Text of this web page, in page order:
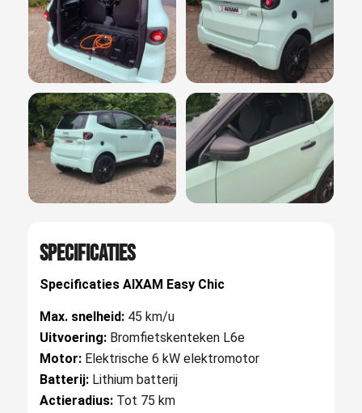
Specificaties
Specificaties AIXAM Easy Chic
Max. snelheid: 45 km/u
Uitvoering: Bromfietskenteken L6e
Motor: Elektrische 6 kW elektromotor
Batterij: Lithium batterij
Actieradius: Tot 75 km